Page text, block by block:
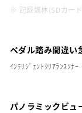
※ 記録媒体(SDカー
ペダル踏み間違い
ｲﾝﾃﾘｼﾞｪﾝﾄｸﾘｱﾗﾝｽｿﾅｰ
パノラミックビュ